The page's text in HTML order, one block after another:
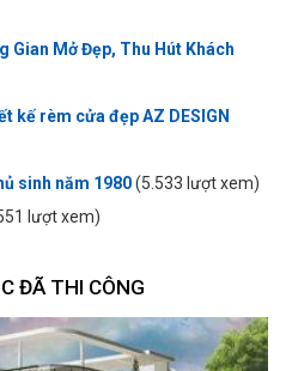
Gian Mở Đẹp, Thu Hút Khách
kế rèm cửa đẹp AZ DESIGN
sinh năm 1980(5.533 lượt xem)
lượt xem)
ĐÃ THI CÔNG